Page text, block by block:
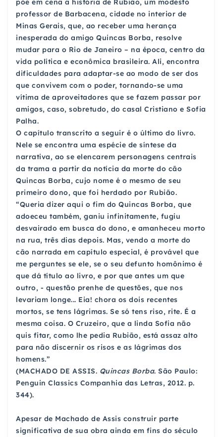
põe em cena a história de Rubião, um modesto
professor de Barbacena, cidade no interior de
Minas Gerais, que, ao receber uma herança
inesperada do amigo Quincas Borba, resolve
mudar para o Rio de Janeiro – na época, centro da
vida política e econômica brasileira. Ali, encontra
dificuldades para adaptar-se ao modo de ser dos
que convivem com o poder, tornando-se uma
vítima de aproveitadores que se fazem passar por
amigos, caso, sobretudo, do casal Cristiano e Sofia
Palha.
O capítulo transcrito a seguir é o último do livro.
Nele se encontra uma espécie de síntese da
narrativa, ao se elencarem personagens centrais
da trama a partir da notícia da morte do cão
Quincas Borba, cujo nome é o mesmo de seu
primeiro dono, que foi herdado por Rubião.
“Queria dizer aqui o fim do Quincas Borba, que
adoeceu também, ganiu infinitamente, fugiu
desvairado em busca do dono, e amanheceu morto
na rua, três dias depois. Mas, vendo a morte do
cão narrada em capítulo especial, é provável que
me perguntes se ele, se o seu defunto homônimo é
que dá título ao livro, e por que antes um que
outro, - questão prenhe de questões, que nos
levariam longe... Eia! chora os dois recentes
mortos, se tens lágrimas. Se só tens riso, rite. É a
mesma coisa. O Cruzeiro, que a linda Sofia não
quis fitar, como lhe pedia Rubião, está assaz alto
para não discernir os risos e as lágrimas dos
homens.”
(MACHADO DE ASSIS. Quincas Borba. São Paulo:
Penguin Classics Companhia das Letras, 2012. p.
344).
Apesar de Machado de Assis construir parte
significativa de sua obra ainda em fins do século